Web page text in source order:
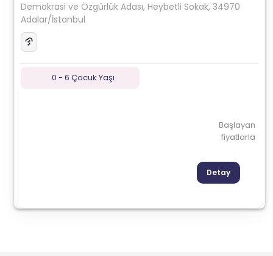
Demokrasi ve Özgürlük Adası, Heybetli Sokak, 34970
Adalar/İstanbul
0 - 6 Çocuk Yaşı
Başlayan
fiyatlarla
Detay